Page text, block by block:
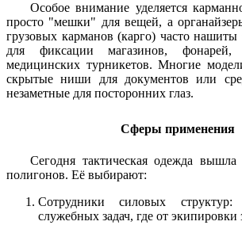
Особое внимание уделяется
просто "мешки" для вещей, а
грузовых карманов (карго) часто
для фиксации магазинов, фонарей,
медицинских турникетов. Многие
скрытые ниши для документов или
незаметные для посторонних глаз.
Сферы применения
Сегодня тактическая одежда вышла
полигонов. Её выбирают:
Сотрудники силовых
служебных задач, где от экипировки